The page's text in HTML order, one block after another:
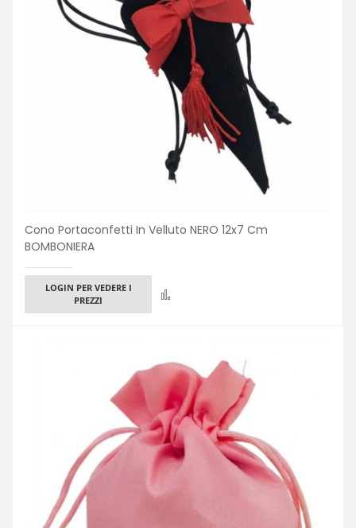
Cono Portaconfetti In Velluto NERO 12x7 Cm
BOMBONIERA
LOGIN PER VEDERE I
PREZZI